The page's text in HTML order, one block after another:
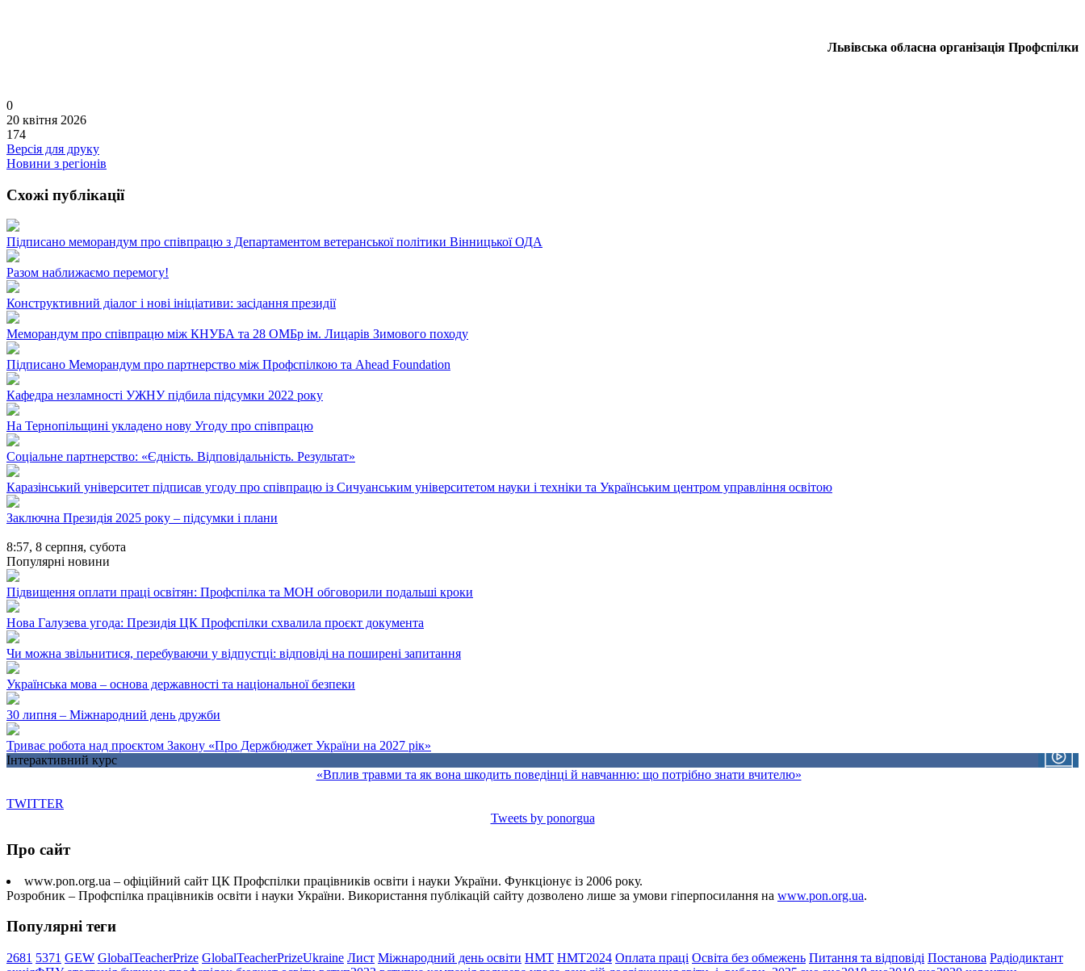
Львівська обласна організація Профспілки
0
20 квітня 2026
174
Версія для друку
Новини з регіонів
Схожі публікації
Підписано меморандум про співпрацю з Департаментом ветеранської політики Вінницької ОДА
Разом наближаємо перемогу!
Конструктивний діалог і нові ініціативи: засідання президії
Меморандум про співпрацю між КНУБА та 28 ОМБр ім. Лицарів Зимового походу
Підписано Меморандум про партнерство між Профспілкою та Ahead Foundation
Кафедра незламності УЖНУ підбила підсумки 2022 року
На Тернопільщині укладено нову Угоду про співпрацю
Соціальне партнерство: «Єдність. Відповідальність. Результат»
Каразінський університет підписав угоду про співпрацю із Сичуанським університетом науки і техніки та Українським центром управління освітою
Заключна Президія 2025 року – підсумки і плани
8:57, 8 серпня, субота
Популярні новини
Підвищення оплати праці освітян: Профспілка та МОН обговорили подальші кроки
Нова Галузева угода: Президія ЦК Профспілки схвалила проєкт документа
Чи можна звільнитися, перебуваючи у відпустці: відповіді на поширені запитання
Українська мова – основа державності та національної безпеки
30 липня – Міжнародний день дружби
Триває робота над проєктом Закону «Про Держбюджет України на 2027 рік»
Інтерактивний курс
«Вплив травми та як вона шкодить поведінці й навчанню: що потрібно знати вчителю»
TWITTER
Tweets by ponorgua
Про сайт
www.pon.org.ua – офіційний сайт ЦК Профспілки працівників освіти і науки України. Функціонує із 2006 року.
Розробник – Профспілка працівників освіти і науки України. Використання публікацій сайту дозволено лише за умови гіперпосилання на www.pon.org.ua.
Популярні теги
2681 5371 GEW GlobalTeacherPrize GlobalTeacherPrizeUkraine Лист Міжнародний день освіти НМТ НМТ2024 Оплата праці Освіта без обмежень Питання та відповіді Постанова Радіодиктант